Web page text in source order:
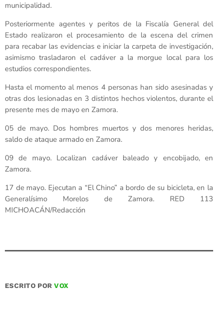
municipalidad.
Posteriormente agentes y peritos de la Fiscalía General del
Estado realizaron el procesamiento de la escena del crimen
para recabar las evidencias e iniciar la carpeta de investigación,
asimismo trasladaron el cadáver a la morgue local para los
estudios correspondientes.
Hasta el momento al menos 4 personas han sido asesinadas y
otras dos lesionadas en 3 distintos hechos violentos, durante el
presente mes de mayo en Zamora.
05 de mayo. Dos hombres muertos y dos menores heridas,
saldo de ataque armado en Zamora.
09 de mayo. Localizan cadáver baleado y encobijado, en
Zamora.
17 de mayo. Ejecutan a “El Chino” a bordo de su bicicleta, en la
Generalísimo Morelos de Zamora. RED 113
MICHOACÁN/Redacción
ESCRITO PORVOX